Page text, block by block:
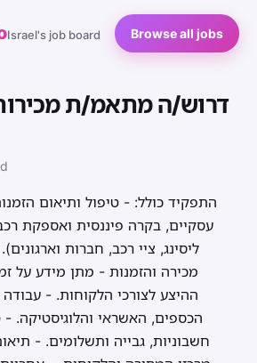
Israel's job board Browse all jobs
דרוש/ה מתאמ/ת
התפקיד כולל: - טיפול ותיאום
עסקיים, בקרה פיננסית ואספקת
ליסינג, ציי רכב, חברות
מכירה והזמנות - מתן מידע על
ההיצע לצורכי הלקוחות. -
הכספים, האשראי והלוגיסטיקה.
חשבוניות, גבייה ותשלומים. -